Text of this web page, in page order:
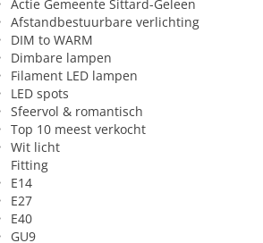
Actie Gemeente Sittard-Geleen
Afstandbestuurbare verlichting
DIM to WARM
Dimbare lampen
Filament LED lampen
LED spots
Sfeervol & romantisch
Top 10 meest verkocht
Wit licht
Fitting
E14
E27
E40
GU9